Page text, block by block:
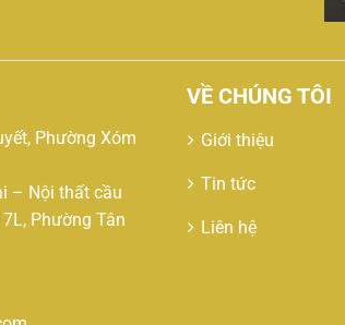
Phường Xóm
– Nội thất cầu
Phường Tân
VỀ CHÚNG TÔI
Giới thiệu
Tin tức
Liên hệ